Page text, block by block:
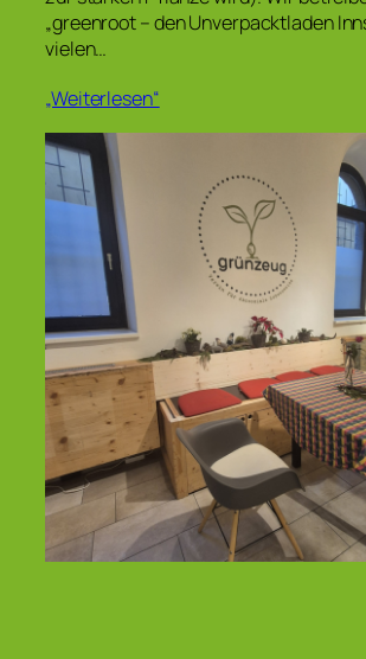
„greenroot – den Unverpacktladen
vielen…
„Weiterlesen“